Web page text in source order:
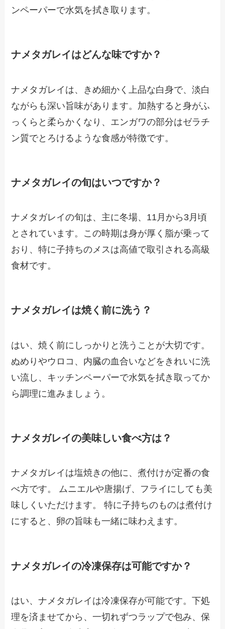
ンペーパーで水気を拭き取ります。
ナメタガレイはどんな味ですか？
ナメタガレイは、きめ細かく上品な白身で、淡白
ながらも深い旨味があります。加熱すると身がふ
っくらと柔らかくなり、エンガワの部分はゼラチ
ン質でとろけるような食感が特徴です。
ナメタガレイの旬はいつですか？
ナメタガレイの旬は、主に冬場、11月から3月頃
とされています。この時期は身が厚く脂が乗って
おり、特に子持ちのメスは高値で取引される高級
食材です。
ナメタガレイは焼く前に洗う？
はい、焼く前にしっかりと洗うことが大切です。
ぬめりやウロコ、内臓の血合いなどをきれいに洗
い流し、キッチンペーパーで水気を拭き取ってか
ら調理に進みましょう。
ナメタガレイの美味しい食べ方は？
ナメタガレイは塩焼きの他に、煮付けが定番の食
べ方です。 ムニエルや唐揚げ、フライにしても美
味しくいただけます。 特に子持ちのものは煮付け
にすると、卵の旨味も一緒に味わえます。
ナメタガレイの冷凍保存は可能ですか？
はい、ナメタガレイは冷凍保存が可能です。下処
理を済ませてから、一切れずつラップで包み、保